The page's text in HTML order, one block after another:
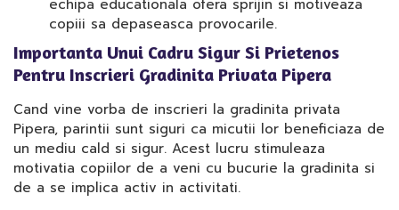
echipa educationala ofera sprijin si motiveaza
copiii sa depaseasca provocarile.
Importanta Unui Cadru Sigur Si Prietenos
Pentru Inscrieri Gradinita Privata Pipera
Cand vine vorba de inscrieri la gradinita privata
Pipera, parintii sunt siguri ca micutii lor beneficiaza de
un mediu cald si sigur. Acest lucru stimuleaza
motivatia copiilor de a veni cu bucurie la gradinita si
de a se implica activ in activitati.